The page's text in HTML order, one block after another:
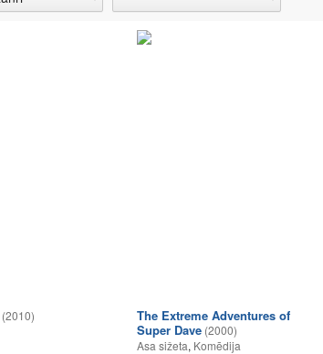
(2010)
The Extreme Adventures of
Super Dave (2000)
Asa sižeta, Komēdija